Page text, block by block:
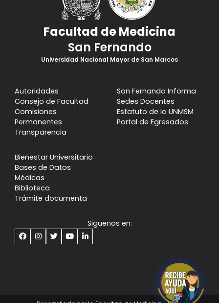
Facultad de Medicina
San Fernando
Universidad Nacional Mayor de San Marcos
Autoridades
Consejo de Facultad
Comisiones
Permanentes
Transparencia
San Fernando Informa
Sedes Docentes
Estatuto de la UNMSM
Portal de Egresados
Bienestar Universitario
Bases de Datos
Médicas
Biblioteca
Trámite documenta
Siguenos en: